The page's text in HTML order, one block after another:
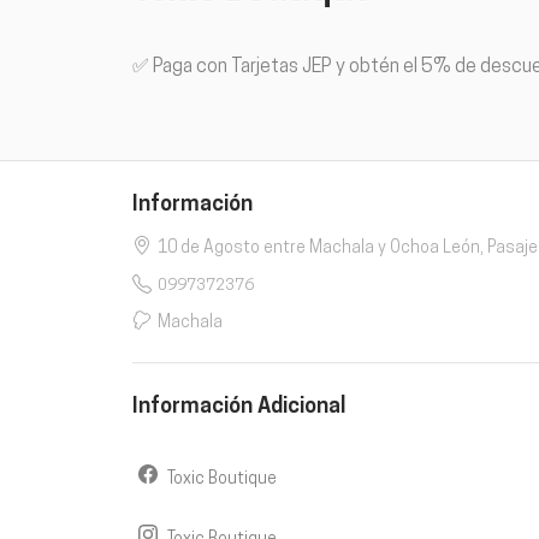
✅ Paga con Tarjetas JEP y obtén el 5% de
Información
10 de Agosto entre Machala y Ochoa León, Pasaje
0997372376
Machala
Información Adicional
Toxic Boutique